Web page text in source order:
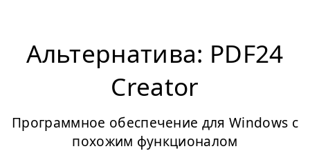
Альтернатива: PDF24
Creator
Программное обеспечение для Windows с
похожим функционалом